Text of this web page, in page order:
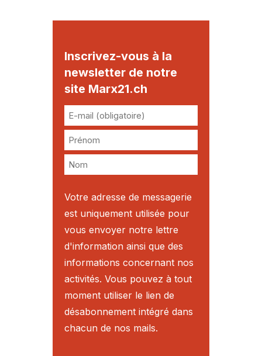
Inscrivez-vous à la
newsletter de notre
site Marx21.ch
Votre adresse de messagerie
est uniquement utilisée pour
vous envoyer notre lettre
d'information ainsi que des
informations concernant nos
activités. Vous pouvez à tout
moment utiliser le lien de
désabonnement intégré dans
chacun de nos mails.